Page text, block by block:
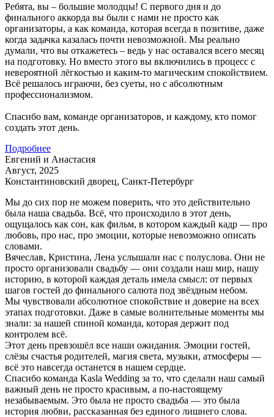
Ребята, вы – большие молодцы! С первого дня и до
финального аккорда вы были с нами не просто как
организаторы, а как команда, которая всегда в позитиве, даже
когда задачка казалась почти невозможной. Мы реально
думали, что вы откажетесь – ведь у нас оставался всего месяц
на подготовку. Но вместо этого вы включились в процесс с
невероятной лёгкостью и каким-то магическим спокойствием.
Всё решалось играючи, без суеты, но с абсолютным
профессионализмом.
Спасибо вам, команде организаторов, и каждому, кто помог
создать этот день.
Подробнее
Евгений и Анастасия
Август, 2025
Константиновский дворец, Санкт-Петербург
Мы до сих пор не можем поверить, что это действительно
была наша свадьба. Всё, что происходило в этот день,
ощущалось как сон, как фильм, в котором каждый кадр — про
любовь, про нас, про эмоции, которые невозможно описать
словами.
Вячеслав, Кристина, Лена услышали нас с полуслова. Они не
просто организовали свадьбу — они создали наш мир, нашу
историю, в которой каждая деталь имела смысл: от первых
шагов гостей до финального салюта под звёздным небом.
Мы чувствовали абсолютное спокойствие и доверие на всех
этапах подготовки. Даже в самые волнительные моменты мы
знали: за нашей спиной команда, которая держит под
контролем всё.
Этот день превзошёл все наши ожидания. Эмоции гостей,
слёзы счастья родителей, магия света, музыки, атмосферы —
всё это навсегда останется в нашем сердце.
Спасибо команда Kasla Wedding за то, что сделали наш самый
важный день не просто красивым, а по-настоящему
незабываемым. Это была не просто свадьба — это была
история любви, рассказанная без единого лишнего слова.